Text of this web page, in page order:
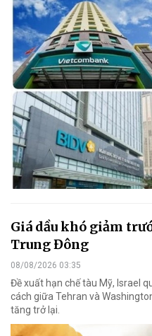
Giá dầu khó giảm
Trung Đông
08/08/2026 03:35
Đề xuất hạn chế tàu Mỹ, Israel
cách giữa Tehran và
tăng trở lại.